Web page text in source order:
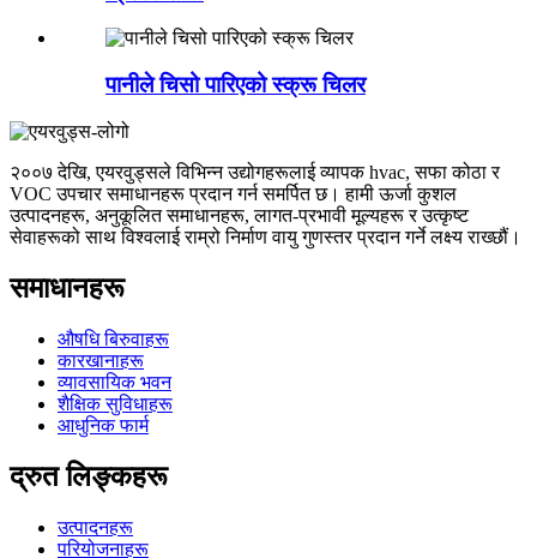
पानीले चिसो पारिएको स्क्रू चिलर
२००७ देखि, एयरवुड्सले विभिन्न उद्योगहरूलाई व्यापक hvac, सफा कोठा र
VOC उपचार समाधानहरू प्रदान गर्न समर्पित छ। हामी ऊर्जा कुशल
उत्पादनहरू, अनुकूलित समाधानहरू, लागत-प्रभावी मूल्यहरू र उत्कृष्ट
सेवाहरूको साथ विश्वलाई राम्रो निर्माण वायु गुणस्तर प्रदान गर्ने लक्ष्य राख्छौं।
समाधानहरू
औषधि बिरुवाहरू
कारखानाहरू
व्यावसायिक भवन
शैक्षिक सुविधाहरू
आधुनिक फार्म
द्रुत लिङ्कहरू
उत्पादनहरू
परियोजनाहरू